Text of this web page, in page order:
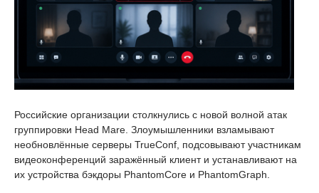
Российские организации столкнулись с новой волной атак
группировки Head Mare. Злоумышленники взламывают
необновлённые серверы TrueConf, подсовывают участникам
видеоконференций заражённый клиент и устанавливают на
их устройства бэкдоры PhantomCore и PhantomGraph.